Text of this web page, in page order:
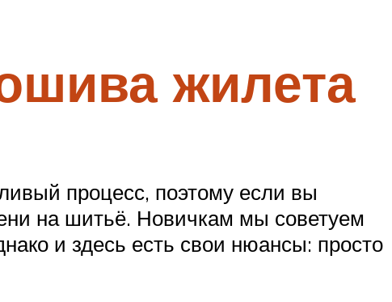
жилета
процесс, поэтому если вы
на шитьё. Новичкам мы советуем
и здесь есть свои нюансы: просто